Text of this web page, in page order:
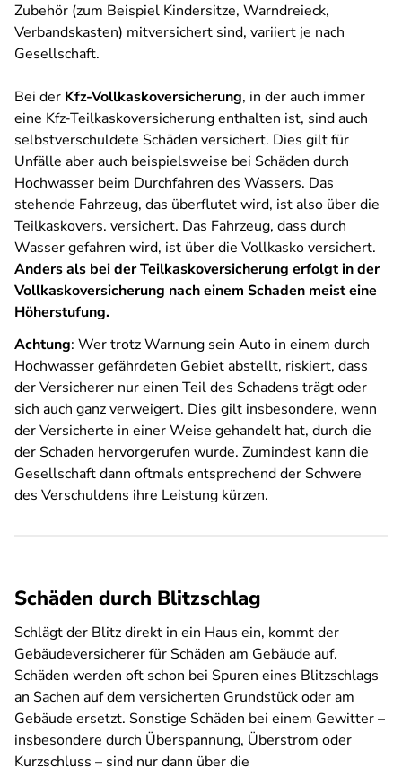
Zubehör (zum Beispiel Kindersitze, Warndreieck,
Verbandskasten) mitversichert sind, variiert je nach
Gesellschaft.
Bei der Kfz-Vollkaskoversicherung, in der auch immer
eine Kfz-Teilkaskoversicherung enthalten ist, sind auch
selbstverschuldete Schäden versichert. Dies gilt für
Unfälle aber auch beispielsweise bei Schäden durch
Hochwasser beim Durchfahren des Wassers. Das
stehende Fahrzeug, das überflutet wird, ist also über die
Teilkaskovers. versichert. Das Fahrzeug, dass durch
Wasser gefahren wird, ist über die Vollkasko versichert.
Anders als bei der Teilkaskoversicherung erfolgt in der
Vollkaskoversicherung nach einem Schaden meist eine
Höherstufung.
Achtung: Wer trotz Warnung sein Auto in einem durch
Hochwasser gefährdeten Gebiet abstellt, riskiert, dass
der Versicherer nur einen Teil des Schadens trägt oder
sich auch ganz verweigert. Dies gilt insbesondere, wenn
der Versicherte in einer Weise gehandelt hat, durch die
der Schaden hervorgerufen wurde. Zumindest kann die
Gesellschaft dann oftmals entsprechend der Schwere
des Verschuldens ihre Leistung kürzen.
Schäden durch Blitzschlag
Schlägt der Blitz direkt in ein Haus ein, kommt der
Gebäudeversicherer für Schäden am Gebäude auf.
Schäden werden oft schon bei Spuren eines Blitzschlags
an Sachen auf dem versicherten Grundstück oder am
Gebäude ersetzt. Sonstige Schäden bei einem Gewitter –
insbesondere durch Überspannung, Überstrom oder
Kurzschluss – sind nur dann über die